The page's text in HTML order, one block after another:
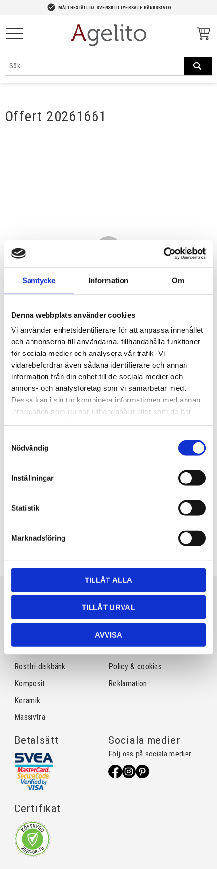
Samtycke Information Om
Denna webbplats använder cookies
Vi använder enhetsidentifierare för att anpassa innehållet
och annonserna till användarna, tillhandahålla funktioner
för sociala medier och analysera vår trafik. Vi
vidarebefordrar även sådana identifierare och annan
information från din enhet till de sociala medier och
annons- och analysföretag som vi samarbetar med.
Dessa kan i sin tur kombinera informationen med annan
information som du har tillhandahållit eller som de har
Nödvändig
Inställningar
Statistik
Marknadsföring
TILLÅT ALLA
TILLÅT URVAL
AVVISA
check_circle MÅTTBESTÄLLDA SVENSKTILLVERKADE BÄNKSKIVOR
Offert 20261661
23 390,00KR
Antal
Lagervara
Artikelnr
20261661
Sortiment
Natursten
Rostfri diskbänk
Komposit
Keramik
Massivträ
Information
Frågor & svar
Köpvillkor
Policy & cookies
Reklamation
Betalsätt
Certifikat
Sociala medier
Följ oss på sociala medier